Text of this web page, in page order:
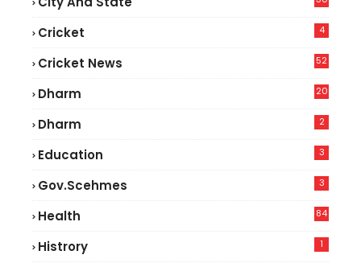
Cricket 4
Cricket News
52
Dharm 20
Dharm 2
Education 3
Gov.scehmes 3
Health
84
Histrory 1